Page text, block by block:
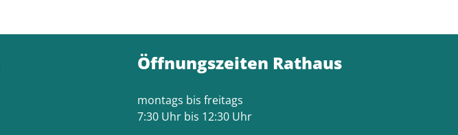
Öffnungszeiten Rathaus
montags bis freitags
7:30 Uhr bis 12:30 Uhr